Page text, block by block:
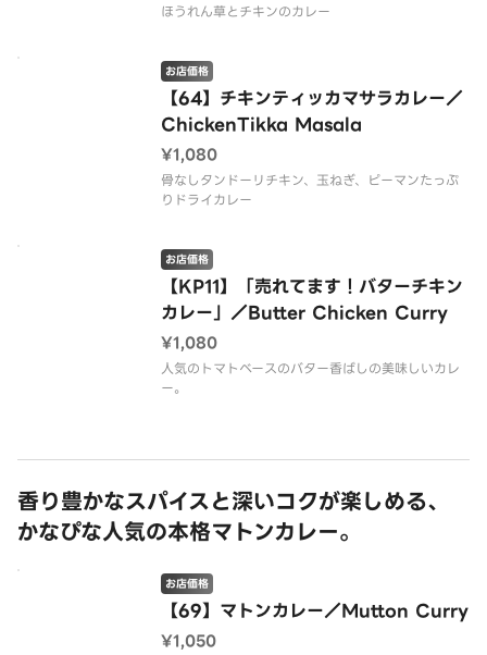
ほうれん草とチキンのカレー
【64】チキンティッカマサラカレー／
ChickenTikka Masala
お店価格
¥1,080
骨なしタンドーリチキン、玉ねぎ、ピーマンたっぷ
りドライカレー
【KP11】「売れてます！バターチキン
カレー」／Butter Chicken Curry
お店価格
¥1,080
人気のトマトベースのバター香ばしの美味しいカレ
ー。
香り豊かなスパイスと深いコクが楽しめる、
かなぴな人気の本格マトンカレー。
【69】マトンカレー／Mutton Curry
お店価格
¥1,050